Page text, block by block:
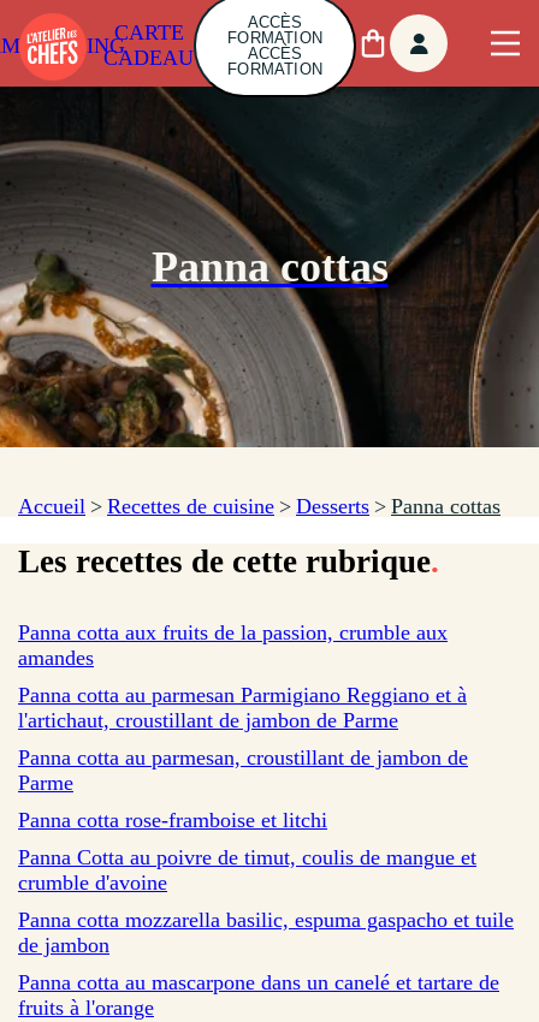
CARTE
CADEAU
ACCÈS
FORMATION
ACCÈS
FORMATION
Panna cottas
Accueil > Recettes de cuisine > Desserts > Panna cottas
Les recettes de cette rubrique.
Panna cotta aux fruits de la passion, crumble aux
amandes
sur 185 avis
Panna cotta au parmesan Parmigiano Reggiano et à
l'artichaut, croustillant de jambon de Parme
sur 1060 avis
Panna cotta au parmesan, croustillant de jambon de
Parme
sur 74 avis
Panna cotta rose-framboise et litchi
sur 3 avis
Panna Cotta au poivre de timut, coulis de mangue et
crumble d'avoine
sur 11 avis
Panna cotta mozzarella basilic, espuma gaspacho et tuile
de jambon
sur 4 avis
Panna cotta au mascarpone dans un canelé et tartare de
fruits à l'orange